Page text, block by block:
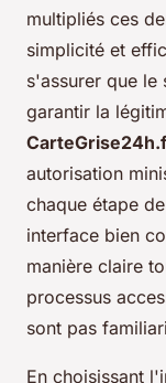
multipliés ces
simplicité et
s'assurer que le
garantir la
autorisation
chaque étape
interface bien
manière claire
processus
sont pas
En choisissant